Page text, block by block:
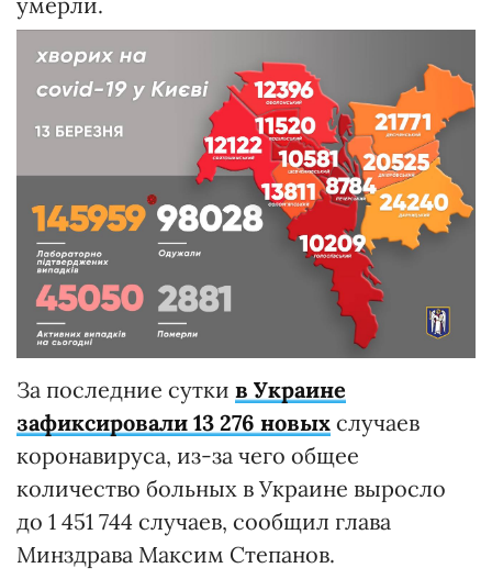
За последние сутки в Украине
зафиксировали 13 276 новых случаев
коронавируса, из-за чего общее
количество больных в Украине выросло
до 1 451 744 случаев, сообщил глава
Минздрава Максим Степанов.